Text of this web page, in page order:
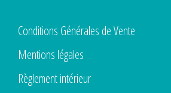
Conditions Générales de Vente
Mentions légales
Règlement intérieur